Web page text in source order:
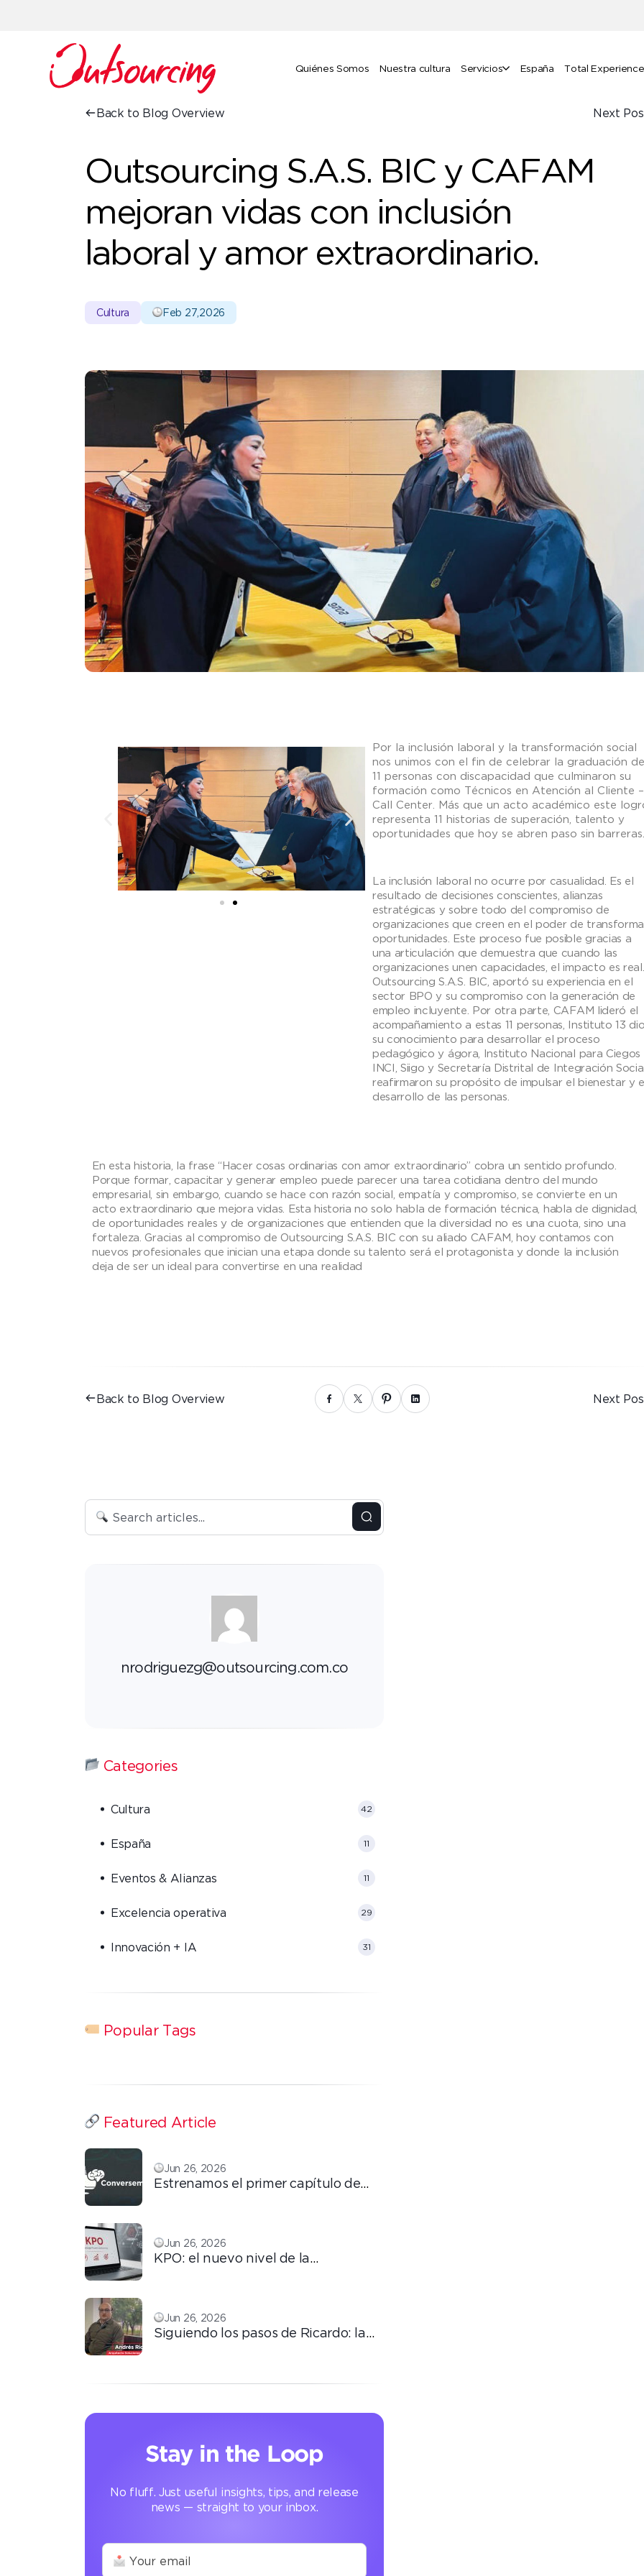
Quiénes Somos Nuestra cultura Servicios España Total Experience
Back to Blog Overview Next
Outsourcing S.A.S. BIC y CAFAM
mejoran vidas con inclusión
laboral y amor extraordinario.
Cultura Feb 27,2026
Por la inclusión laboral y la transformación social
nos unimos con el fin de celebrar la graduación de
11 personas con discapacidad que culminaron su
formación como Técnicos en Atención al Cliente –
Call Center. Más que un acto académico este
representa 11 historias de superación, talento y
oportunidades que hoy se abren paso sin barreras.
La inclusión laboral no ocurre por casualidad. Es el
resultado de decisiones conscientes, alianzas
estratégicas y sobre todo del compromiso de
organizaciones que creen en el poder de
oportunidades. Este proceso fue posible gracias a
una articulación que demuestra que cuando las
organizaciones unen capacidades, el impacto es real.
Outsourcing S.A.S. BIC, aportó su experiencia en el
sector BPO y su compromiso con la generación de
empleo incluyente. Por otra parte, CAFAM lideró el
acompañamiento a estas 11 personas, Instituto 13
su conocimiento para desarrollar el proceso
pedagógico y ágora, Instituto Nacional para Ciegos
INCI, Siigo y Secretaría Distrital de Integración
reafirmaron su propósito de impulsar el bienestar y
desarrollo de las personas.
En esta historia, la frase “Hacer cosas ordinarias con amor extraordinario” cobra un sentido profundo.
Porque formar, capacitar y generar empleo puede parecer una tarea cotidiana dentro del mundo
empresarial, sin embargo, cuando se hace con razón social, empatía y compromiso, se convierte en un
acto extraordinario que mejora vidas. Esta historia no solo habla de formación técnica, habla de dignidad,
de oportunidades reales y de organizaciones que entienden que la diversidad no es una cuota, sino una
fortaleza. Gracias al compromiso de Outsourcing S.A.S. BIC con su aliado CAFAM, hoy contamos con
nuevos profesionales que inician una etapa donde su talento será el protagonista y donde la inclusión
deja de ser un ideal para convertirse en una realidad
Back to Blog Overview Next
nrodriguezg@outsourcing.com.co
Categories
Cultura 42
España 11
Eventos & Alianzas 11
Excelencia operativa 29
Innovación + IA 31
Popular Tags
Featured Article
Jun 26, 2026
Estrenamos el primer capítulo de
Jun 26, 2026
KPO: el nuevo nivel de la
Jun 26, 2026
Siguiendo los pasos de Ricardo: la
Stay in the Loop
No fluff. Just useful insights, tips, and release
news — straight to your inbox.